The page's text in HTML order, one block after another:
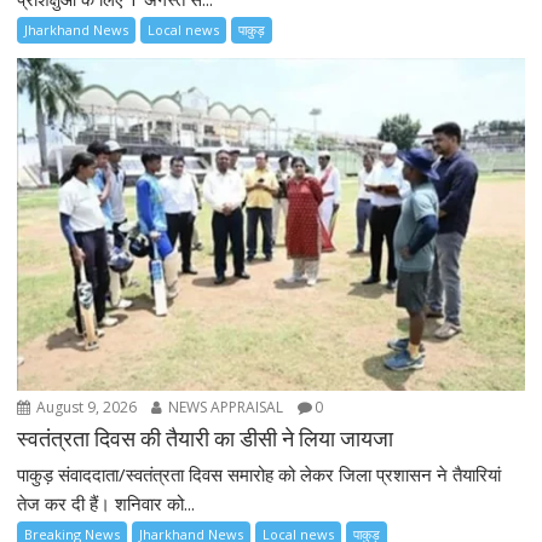
Jharkhand News Local news पाकुड़
August 9, 2026 NEWS APPRAISAL 0
स्वतंत्रता दिवस की तैयारी का डीसी ने लिया जायजा
पाकुड़ संवाददाता/स्वतंत्रता दिवस समारोह को लेकर जिला प्रशासन ने तैयारियां
तेज कर दी हैं। शनिवार को...
Breaking News Jharkhand News Local news पाकुड़